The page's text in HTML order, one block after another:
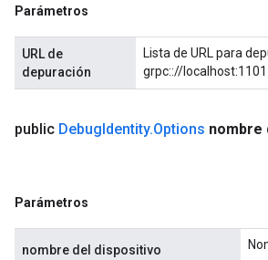
Parámetros
URL de
depuración
Lista de URL para
grpc:://
public DebugIdentity.Options nombre
Parámetros
nombre del dispositivo